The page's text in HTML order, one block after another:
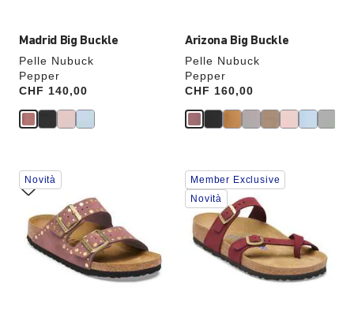
Madrid Big Buckle
Pelle Nubuck
Pepper
Price:
CHF 140,00
Arizona Big Buckle
Pelle Nubuck
Pepper
Price:
CHF 160,00
Interagendo
con
anteprime
dei
colori,
l’immagine
Novità
Interagendo
con
anteprime
dei
colori,
l’immagine
Member Exclusive
Novità